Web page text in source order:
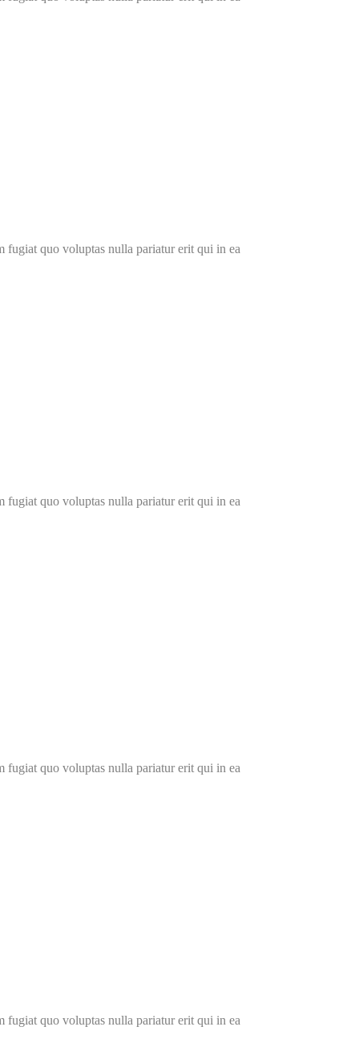
fugiat quo voluptas nulla pariatur erit qui in ea
fugiat quo voluptas nulla pariatur erit qui in ea
fugiat quo voluptas nulla pariatur erit qui in ea
fugiat quo voluptas nulla pariatur erit qui in ea